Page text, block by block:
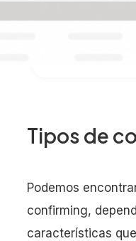
Tipos de
Podemos
confirming,
características